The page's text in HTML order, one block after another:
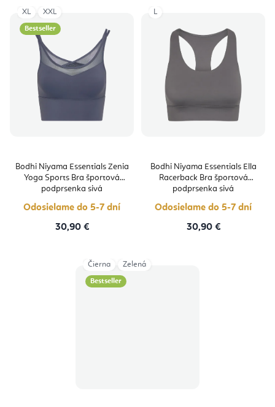
Bestseller
Bodhi Niyama Essentials Zenia
Yoga Sports Bra športová
podprsenka sivá
Odosielame do 5-7 dní
30,90 €
XL XXL
Bodhi Niyama Essentials Ella
Racerback Bra športová
podprsenka sivá
Odosielame do 5-7 dní
30,90 €
L
Bestseller
Čierna Zelená